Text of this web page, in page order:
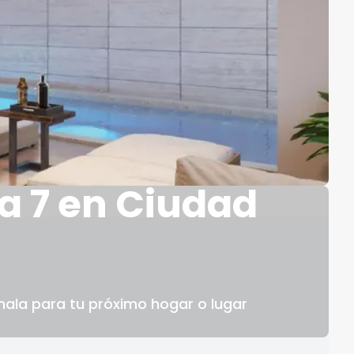
7 en Ciudad
para tu próximo hogar o lugar